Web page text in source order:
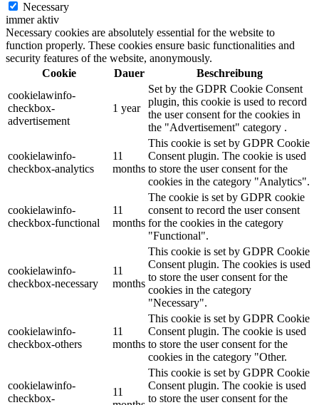
Necessary
immer aktiv
Necessary cookies are absolutely essential for the website to
function properly. These cookies ensure basic functionalities and
security features of the website, anonymously.
Cookie
Dauer
Beschreibung
cookielawinfo-
checkbox-
advertisement
1 year
Set by the GDPR Cookie Consent
plugin, this cookie is used to record
the user consent for the cookies in
the "Advertisement" category .
cookielawinfo-
checkbox-analytics
11
months
This cookie is set by GDPR Cookie
Consent plugin. The cookie is used
to store the user consent for the
cookies in the category "Analytics".
cookielawinfo-
checkbox-functional
11
months
The cookie is set by GDPR cookie
consent to record the user consent
for the cookies in the category
"Functional".
cookielawinfo-
checkbox-necessary
11
months
This cookie is set by GDPR Cookie
Consent plugin. The cookies is used
to store the user consent for the
cookies in the category
"Necessary".
cookielawinfo-
checkbox-others
11
months
This cookie is set by GDPR Cookie
Consent plugin. The cookie is used
to store the user consent for the
cookies in the category "Other.
cookielawinfo-
checkbox-
11
This cookie is set by GDPR Cookie
Consent plugin. The cookie is used
to store the user consent for the